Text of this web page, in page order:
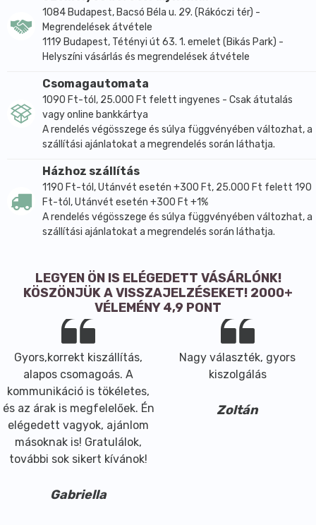
1084 Budapest, Bacsó Béla u. 29. (Rákóczi tér) -
Megrendelések átvétele
1119 Budapest, Tétényi út 63. 1. emelet (Bikás Park) -
Helyszíni vásárlás és megrendelések átvétele
Csomagautomata
1090 Ft-tól, 25.000 Ft felett ingyenes - Csak átutalás
vagy online bankkártya
A rendelés végösszege és súlya függvényében változhat, a
szállítási ajánlatokat a megrendelés során láthatja.
Házhoz szállítás
1190 Ft-tól, Utánvét esetén +300 Ft, 25.000 Ft felett 190
Ft-tól, Utánvét esetén +300 Ft +1%
A rendelés végösszege és súlya függvényében változhat, a
szállítási ajánlatokat a megrendelés során láthatja.
LEGYEN ÖN IS ELÉGEDETT VÁSÁRLÓNK!
KÖSZÖNJÜK A VISSZAJELZÉSEKET! 2000+
VÉLEMÉNY 4,9 PONT
Gyors,korrekt kiszállítás,
alapos csomagoás. A
kommunikáció is tökéletes,
és az árak is megfelelőek. Én
elégedett vagyok, ajánlom
másoknak is! Gratulálok,
további sok sikert kívánok!
Gabriella
Nagy választék, gyors
kiszolgálás
Zoltán